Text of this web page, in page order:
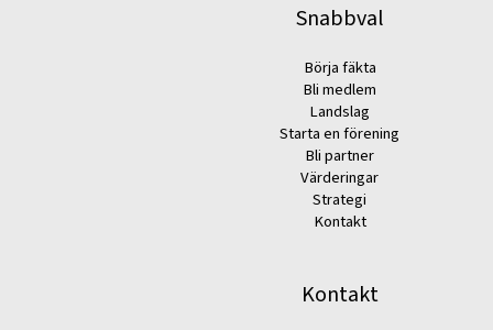
Snabbval
Börja fäkta
Bli medlem
Landslag
Starta en förening
Bli partner
Värderingar
Strategi
Kontakt
Kontakt